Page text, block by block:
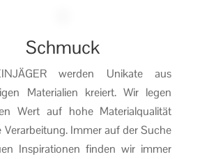
Schmuck
werden Unikate aus
Materialien kreiert. Wir legen
Wert auf hohe Materialqualität
Verarbeitung. Immer auf der Suche
Inspirationen finden wir immer